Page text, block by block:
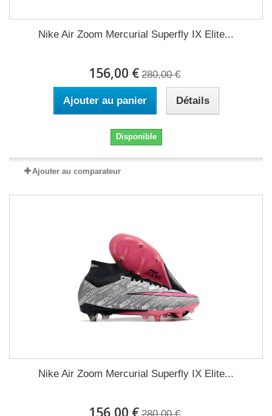
Nike Air Zoom Mercurial Superfly IX Elite...
156,00 € 280,00 €
Ajouter au panier Détails
Disponible
Ajouter au comparateur
Nike Air Zoom Mercurial Superfly IX Elite...
156,00 €